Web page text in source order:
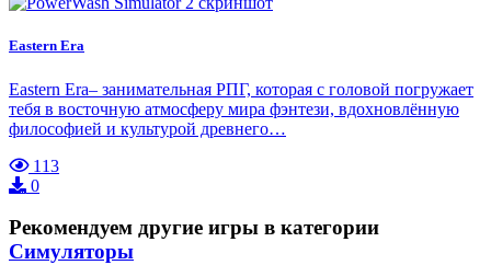
Eastern Era
Eastern Era– занимательная РПГ, которая с головой погружает
тебя в восточную атмосферу мира фэнтези, вдохновлённую
философией и культурой древнего…
113
0
Рекомендуем другие игры в категории
Симуляторы